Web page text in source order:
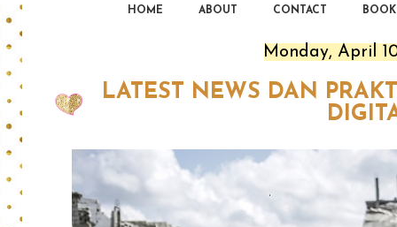
HOME ABOUT CONTACT BOOK
Monday, April
LATEST NEWS DAN